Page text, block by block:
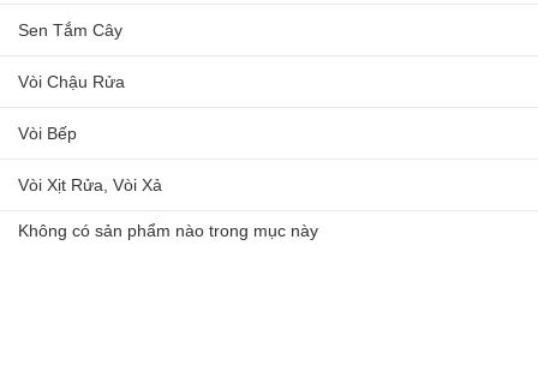
Sen Tắm Cây
Vòi Chậu Rửa
Vòi Bếp
Vòi Xịt Rửa, Vòi Xả
Không có sản phẩm nào trong mục này